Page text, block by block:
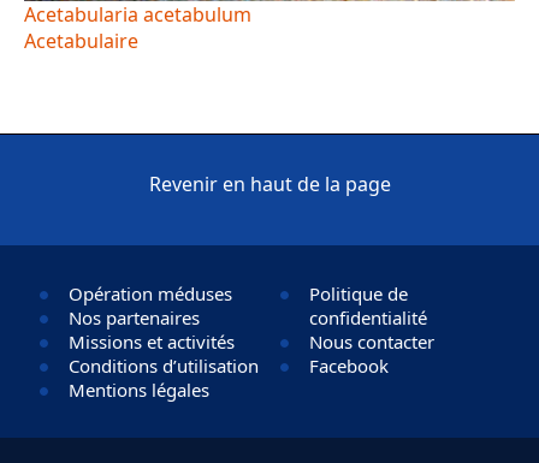
Acetabularia acetabulum
Acetabulaire
Revenir en haut de la page
Opération méduses
Nos partenaires
Missions et activités
Conditions d’utilisation
Mentions légales
Politique de
confidentialité
Nous contacter
Facebook